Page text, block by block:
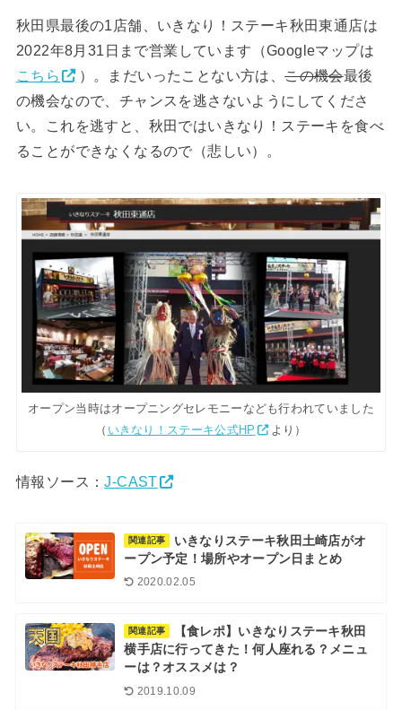
秋田県最後の1店舗、いきなり！ステーキ秋田東通店は
2022年8月31日まで営業しています（Googleマップは
こちら
）。まだいったことない方は、この機会最後
の機会なので、チャンスを逃さないようにしてくださ
い。これを逃すと、秋田ではいきなり！ステーキを食べ
ることができなくなるので（悲しい）。
オープン当時はオープニングセレモニーなども行われていました
（ いきなり！ステーキ公式HP より）
情報ソース：J-CAST
関連記事
いきなりステーキ秋田土崎店がオ
ープン予定！場所やオープン日まとめ
2020.02.05
関連記事
【食レポ】いきなりステーキ秋田
横手店に行ってきた！何人座れる？メニュ
ーは？オススメは？
2019.10.09